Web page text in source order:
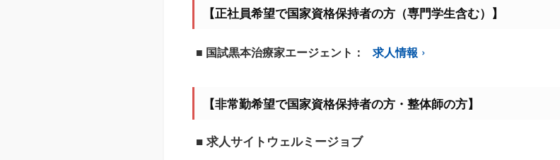
【正社員希望で国家資格保持者の方（専門学生含む）】
■ 国試黒本治療家エージェント： 求人情報
【非常勤希望で国家資格保持者の方・整体師の方】
■ 求人サイトウェルミージョブ